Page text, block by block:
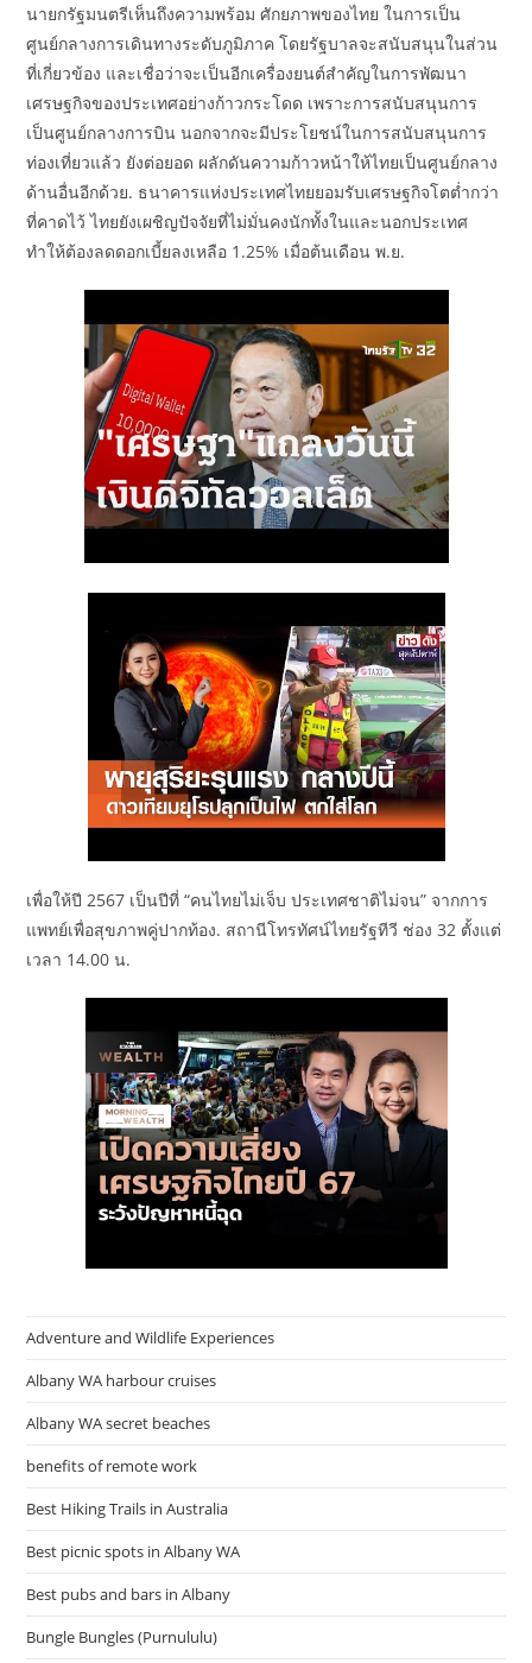
นายกรัฐมนตรีเห็นถึงความพร้อม ศักยภาพของไทย ในการเป็น
ศูนย์กลางการเดินทางระดับภูมิภาค โดยรัฐบาลจะสนับสนุนในส่วน
ที่เกี่ยวข้อง และเชื่อว่าจะเป็นอีกเครื่องยนต์สำคัญในการพัฒนา
เศรษฐกิจของประเทศอย่างก้าวกระโดด เพราะการสนับสนุนการ
เป็นศูนย์กลางการบิน นอกจากจะมีประโยชน์ในการสนับสนุนการ
ท่องเที่ยวแล้ว ยังต่อยอด ผลักดันความก้าวหน้าให้ไทยเป็นศูนย์กลาง
ด้านอื่นอีกด้วย. ธนาคารแห่งประเทศไทยยอมรับเศรษฐกิจโตต่ำกว่า
ที่คาดไว้ ไทยยังเผชิญปัจจัยที่ไม่มั่นคงนักทั้งในและนอกประเทศ
ทำให้ต้องลดดอกเบี้ยลงเหลือ 1.25% เมื่อต้นเดือน พ.ย.
เพื่อให้ปี 2567 เป็นปีที่ “คนไทยไม่เจ็บ ประเทศชาติไม่จน” จากการ
แพทย์เพื่อสุขภาพคู่ปากท้อง. สถานีโทรทัศน์ไทยรัฐทีวี ช่อง 32 ตั้งแต่
เวลา 14.00 น.
Adventure and Wildlife Experiences
Albany WA harbour cruises
Albany WA secret beaches
benefits of remote work
Best Hiking Trails in Australia
Best picnic spots in Albany WA
Best pubs and bars in Albany
Bungle Bungles (Purnululu)